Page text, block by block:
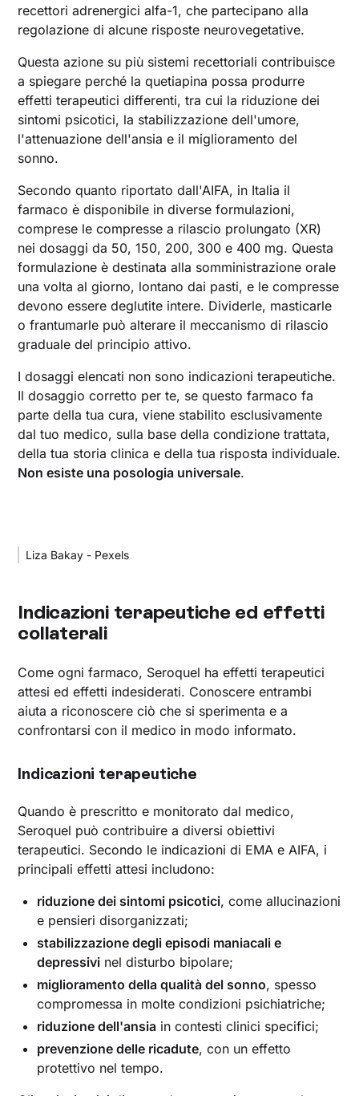
recettori adrenergici alfa-1, che partecipano alla
regolazione di alcune risposte neurovegetative.
Questa azione su più sistemi recettoriali contribuisce
a spiegare perché la quetiapina possa produrre
effetti terapeutici differenti, tra cui la riduzione dei
sintomi psicotici, la stabilizzazione dell'umore,
l'attenuazione dell'ansia e il miglioramento del
sonno.
Secondo quanto riportato dall'AIFA, in Italia il
farmaco è disponibile in diverse formulazioni,
comprese le compresse a rilascio prolungato (XR)
nei dosaggi da 50, 150, 200, 300 e 400 mg. Questa
formulazione è destinata alla somministrazione orale
una volta al giorno, lontano dai pasti, e le compresse
devono essere deglutite intere. Dividerle, masticarle
o frantumarle può alterare il meccanismo di rilascio
graduale del principio attivo.
I dosaggi elencati non sono indicazioni terapeutiche.
Il dosaggio corretto per te, se questo farmaco fa
parte della tua cura, viene stabilito esclusivamente
dal tuo medico, sulla base della condizione trattata,
della tua storia clinica e della tua risposta individuale.
Non esiste una posologia universale.
Liza Bakay - Pexels
Indicazioni terapeutiche ed effetti
collaterali
Come ogni farmaco, Seroquel ha effetti terapeutici
attesi ed effetti indesiderati. Conoscere entrambi
aiuta a riconoscere ciò che si sperimenta e a
confrontarsi con il medico in modo informato.
Indicazioni terapeutiche
Quando è prescritto e monitorato dal medico,
Seroquel può contribuire a diversi obiettivi
terapeutici. Secondo le indicazioni di EMA e AIFA, i
principali effetti attesi includono:
riduzione dei sintomi psicotici, come allucinazioni
e pensieri disorganizzati;
stabilizzazione degli episodi maniacali e
depressivi nel disturbo bipolare;
miglioramento della qualità del sonno, spesso
compromessa in molte condizioni psichiatriche;
riduzione dell'ansia in contesti clinici specifici;
prevenzione delle ricadute, con un effetto
protettivo nel tempo.